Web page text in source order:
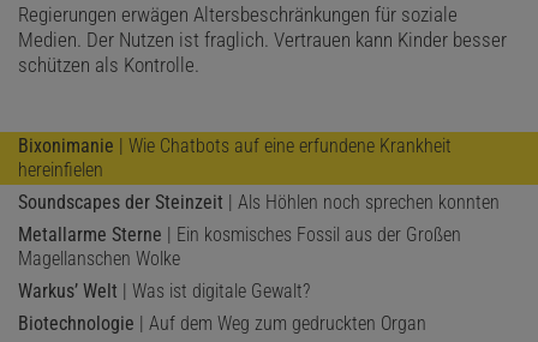
Regierungen erwägen Altersbeschränkungen für soziale
Medien. Der Nutzen ist fraglich. Vertrauen kann Kinder besser
schützen als Kontrolle.
Bixonimanie | Wie Chatbots auf eine erfundene Krankheit
hereinfielen
Soundscapes der Steinzeit | Als Höhlen noch sprechen konnten
Metallarme Sterne | Ein kosmisches Fossil aus der Großen
Magellanschen Wolke
Warkus’ Welt | Was ist digitale Gewalt?
Biotechnologie | Auf dem Weg zum gedruckten Organ